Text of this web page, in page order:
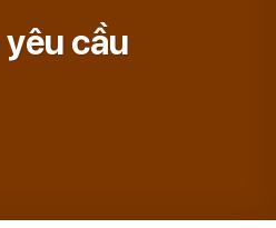
cầu